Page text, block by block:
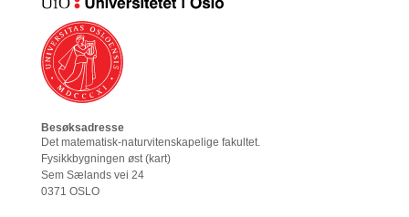
Besøksadresse
Det matematisk-naturvitenskapelige fakultet.
Fysikkbygningen øst (kart)
Sem Sælands vei 24
0371 OSLO